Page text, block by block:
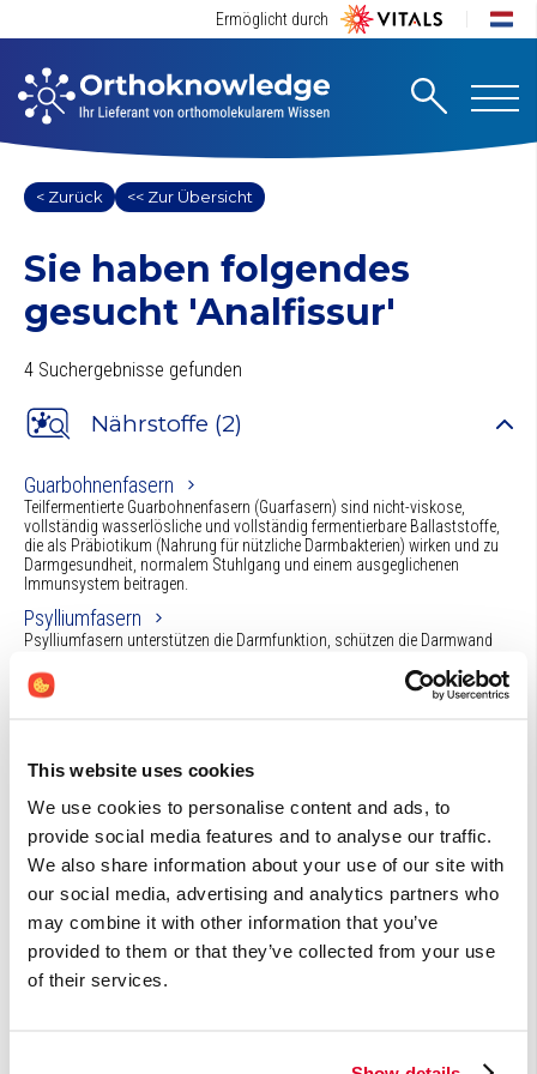
This website uses cookies
We use cookies to personalise content and ads, to
provide social media features and to analyse our traffic.
We also share information about your use of our site with
our social media, advertising and analytics partners who
may combine it with other information that you’ve
provided to them or that they’ve collected from your use
of their services.
Ermöglicht durch
< Zurück << Zur Übersicht
Sie haben folgendes
gesucht 'Analfissur'
4 Suchergebnisse gefunden
Nährstoffe (2)
Guarbohnenfasern
Teilfermentierte Guarbohnenfasern (Guarfasern) sind nicht-viskose,
vollständig wasserlösliche und vollständig fermentierbare Ballaststoffe,
die als Präbiotikum (Nahrung für nützliche Darmbakterien) wirken und zu
Darmgesundheit, normalem Stuhlgang und einem ausgeglichenen
Immunsystem beitragen.
Psylliumfasern
Psylliumfasern unterstützen die Darmfunktion, schützen die Darmwand
Psylliumfasern, den Cholesterinspiegel zu senken, indem sie Cholesterin
binden und die Bildung von Gallensalzen anregen.
Artikel (1)
Guarbohnenfasern Teilfermentierte Guarbohnenfasern,
ein überlegenes Präbiotikum
Teilfermentierte Guarbohnenfasern (Guarfasern) sind nicht-viskose,
vollständig wasserlösliche und vollständig fermentierbare Ballaststoffe,
die als Präbiotikum (Nahrung für nützliche Darmbakterien) wirken und zu
Darmgesundheit, normalem Stuhlgang und eine